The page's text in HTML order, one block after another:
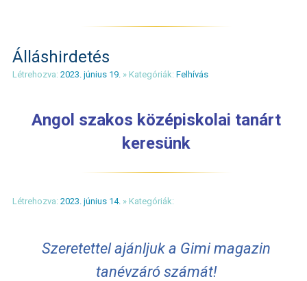
Álláshirdetés
Létrehozva: 2023. június 19. » Kategóriák: Felhívás
Angol szakos középiskolai tanárt
keresünk
Létrehozva: 2023. június 14. » Kategóriák:
Szeretettel ajánljuk a Gimi magazin
tanévzáró számát!